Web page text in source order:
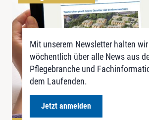
Mit unserem Newsletter halten wir
wöchentlich über alle News aus
Pflegebranche und
dem Laufenden.
Jetzt anmelden